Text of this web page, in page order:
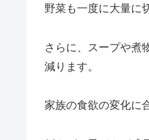
野菜も一度に大量に
さらに、スープや煮
減ります。
家族の食欲の変化に